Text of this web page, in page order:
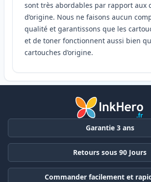
sont très abordables par rapport aux
d’origine. Nous ne faisons aucun
qualité et garantissons que les
et de toner fonctionnent aussi bien
cartouches d’origine.
Garantie 3 ans
Retours sous 90 Jours
Commander facilement et